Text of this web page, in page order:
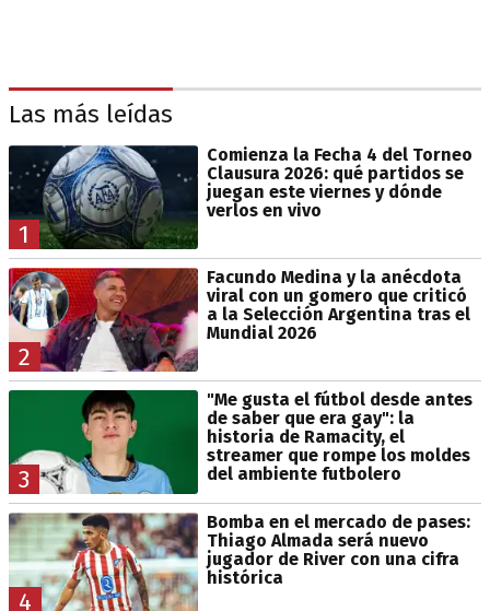
Las más leídas
1
Comienza la Fecha 4 del Torneo
Clausura 2026: qué partidos se
juegan este viernes y dónde
verlos en vivo
2
Facundo Medina y la anécdota
viral con un gomero que criticó
a la Selección Argentina tras el
Mundial 2026
3
"Me gusta el fútbol desde antes
de saber que era gay": la
historia de Ramacity, el
streamer que rompe los moldes
del ambiente futbolero
4
Bomba en el mercado de pases:
Thiago Almada será nuevo
jugador de River con una cifra
histórica